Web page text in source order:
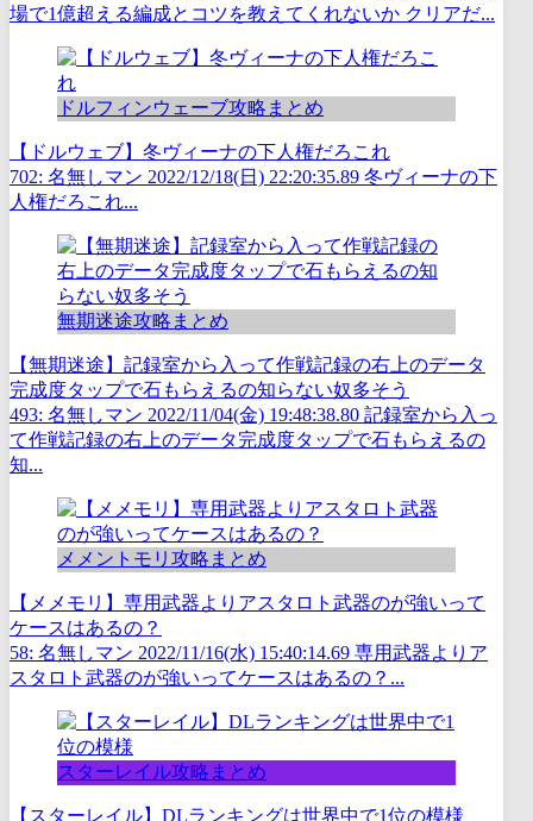
場で1億超える編成とコツを教えてくれないか クリアだ...
ドルフィンウェーブ攻略まとめ
【ドルウェブ】冬ヴィーナの下人権だろこれ
702: 名無しマン 2022/12/18(日) 22:20:35.89 冬ヴィーナの下
人権だろこれ...
無期迷途攻略まとめ
【無期迷途】記録室から入って作戦記録の右上のデータ
完成度タップで石もらえるの知らない奴多そう
493: 名無しマン 2022/11/04(金) 19:48:38.80 記録室から入っ
て作戦記録の右上のデータ完成度タップで石もらえるの
知...
メメントモリ攻略まとめ
【メメモリ】専用武器よりアスタロト武器のが強いって
ケースはあるの？
58: 名無しマン 2022/11/16(水) 15:40:14.69 専用武器よりア
スタロト武器のが強いってケースはあるの？...
スターレイル攻略まとめ
【スターレイル】DLランキングは世界中で1位の模様